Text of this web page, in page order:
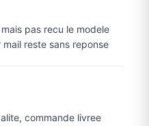
pas recu le modele
reste sans reponse
commande livree